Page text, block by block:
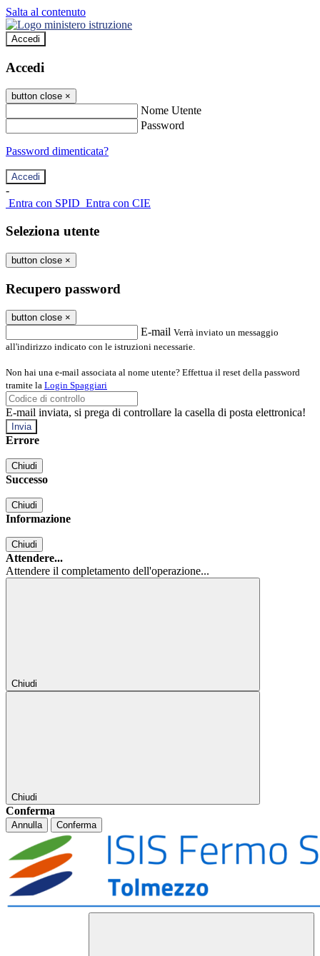
Salta al contenuto
Accedi
Accedi
button close ×
Nome Utente
Password
Password dimenticata?
-
Entra con SPID Entra con CIE
Seleziona utente
button close ×
Recupero password
button close ×
E-mail Verrà inviato un messaggio
all'indirizzo indicato con le istruzioni necessarie.
Non hai una e-mail associata al nome utente? Effettua il reset della password
tramite la Login Spaggiari
E-mail inviata, si prega di controllare la casella di posta elettronica!
Errore
Chiudi
Successo
Chiudi
Informazione
Chiudi
Attendere...
Attendere il completamento dell'operazione...
Chiudi
Chiudi
Conferma
Annulla Conferma